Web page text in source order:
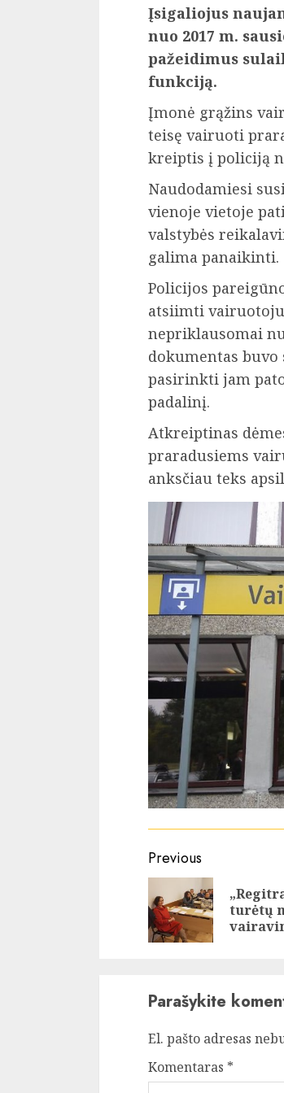
Įsigaliojus
nuo 2017 m.
pažeidimus
funkciją.
Įmonė grąžins
teisę vairuoti
kreiptis į policiją
Naudodamiesi
vienoje vietoje
valstybės
galima panaikinti.
Policijos
atsiimti
nepriklausomai
dokumentas
pasirinkti jam
padalinį.
Atkreiptinas
praradusiems
anksčiau teks
Continue
Reading
Previous
turėtų
Parašykite
El. pašto adresas
Komentaras *